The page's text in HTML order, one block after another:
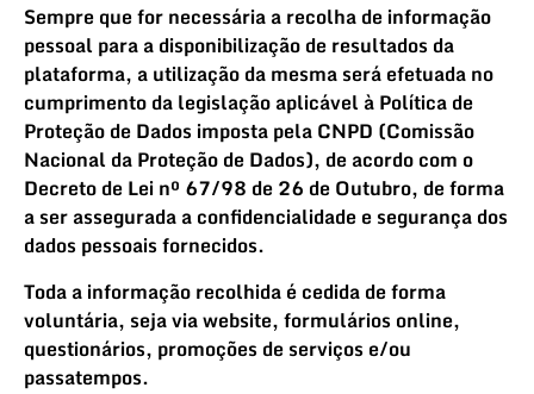
Sempre que for necessária a recolha de informação
pessoal para a disponibilização de resultados da
plataforma, a utilização da mesma será efetuada no
cumprimento da legislação aplicável à Política de
Proteção de Dados imposta pela CNPD (Comissão
Nacional da Proteção de Dados), de acordo com o
Decreto de Lei nº 67/98 de 26 de Outubro, de forma
a ser assegurada a confidencialidade e segurança dos
dados pessoais fornecidos.
Toda a informação recolhida é cedida de forma
voluntária, seja via website, formulários online,
questionários, promoções de serviços e/ou
passatempos.